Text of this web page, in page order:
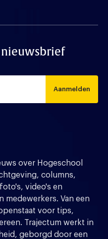
nieuwsbrief
Aanmelden
over Hogeschool
columns,
video's en
medewerkers. Van een
voor tips,
Trajectum werkt in
geborgd door een